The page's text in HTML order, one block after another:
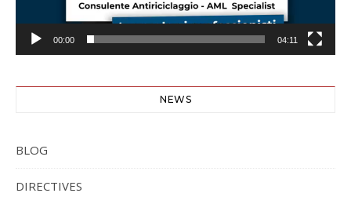
00:00 04:11
NEWS
BLOG
DIRECTIVES